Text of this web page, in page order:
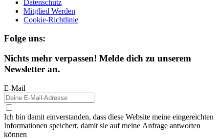
Datenschutz
Mitglied Werden
Cookie-Richtlinie
Folge uns:
Nichts mehr verpassen! Melde dich zu unserem
Newsletter an.
E-Mail
Ich bin damit einverstanden, dass diese Website meine eingereichten
Informationen speichert, damit sie auf meine Anfrage antworten
können